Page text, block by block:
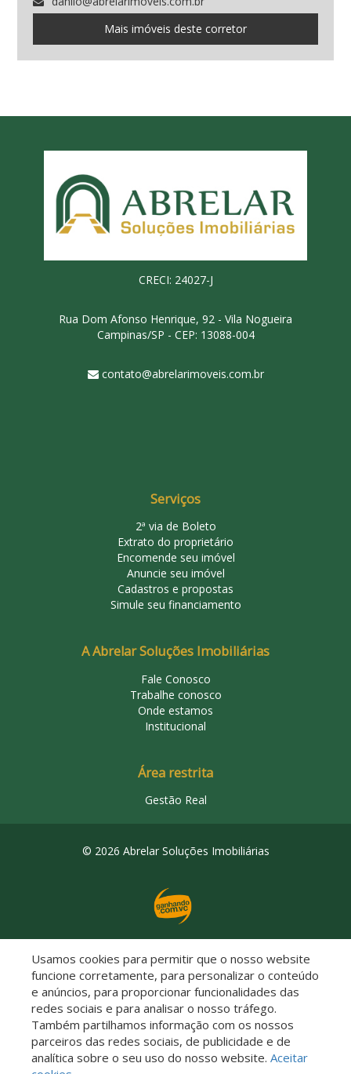
Saiba mais sobre este imóvel!
Mais imóveis deste corretor
CRECI: 24027-J
Rua Dom Afonso Henrique, 92 - Vila Nogueira
Campinas/SP - CEP: 13088-004
contato@abrelarimoveis.com.br
Serviços
2ª via de Boleto
Extrato do proprietário
Encomende seu imóvel
Anuncie seu imóvel
Cadastros e propostas
Simule seu financiamento
A Abrelar Soluções Imobiliárias
Fale Conosco
Trabalhe conosco
Onde estamos
Institucional
Área restrita
Gestão Real
© 2026 Abrelar Soluções Imobiliárias
Descomplicado por:
Usamos cookies para permitir que o nosso website
funcione corretamente, para personalizar o conteúdo
e anúncios, para proporcionar funcionalidades das
redes sociais e para analisar o nosso tráfego.
Também partilhamos informação com os nossos
parceiros das redes sociais, de publicidade e de
analítica sobre o seu uso do nosso website. Aceitar